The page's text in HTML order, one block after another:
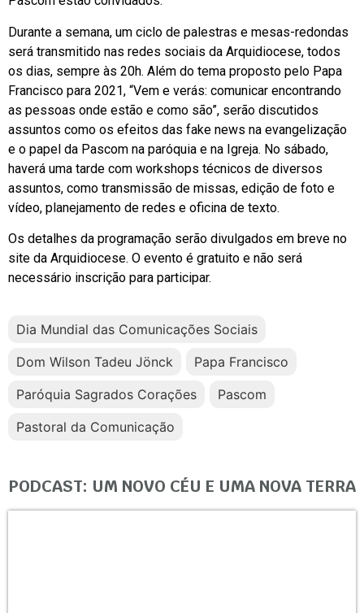
Durante a semana, um ciclo de palestras e mesas-redondas
será transmitido nas redes sociais da Arquidiocese, todos
os dias, sempre às 20h. Além do tema proposto pelo Papa
Francisco para 2021, “Vem e verás: comunicar encontrando
as pessoas onde estão e como são”, serão discutidos
assuntos como os efeitos das fake news na evangelização
e o papel da Pascom na paróquia e na Igreja. No sábado,
haverá uma tarde com workshops técnicos de diversos
assuntos, como transmissão de missas, edição de foto e
vídeo, planejamento de redes e oficina de texto.
Os detalhes da programação serão divulgados em breve no
site da Arquidiocese. O evento é gratuito e não será
necessário inscrição para participar.
Dia Mundial das Comunicações Sociais
Dom Wilson Tadeu Jönck
Papa Francisco
Paróquia Sagrados Corações
Pascom
Pastoral da Comunicação
PODCAST: UM NOVO CÉU E UMA NOVA TERRA